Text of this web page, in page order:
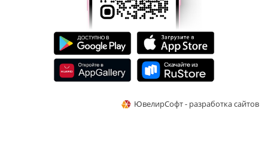
ЮвелирСофт - разработка сайтов